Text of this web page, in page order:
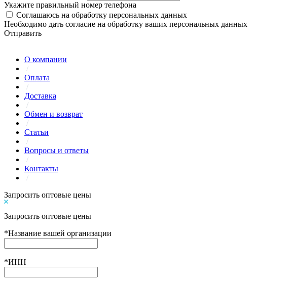
Укажите правильный номер телефона
Соглашаюсь на обработку персональных данных
Необходимо дать согласие на обработку ваших персональных данных
Отправить
О компании
/
Оплата
/
Доставка
/
Обмен и возврат
/
Статьи
/
Вопросы и ответы
/
Контакты
/
Запросить оптовые цены
Запросить оптовые цены
*Название вашей организации
*ИНН